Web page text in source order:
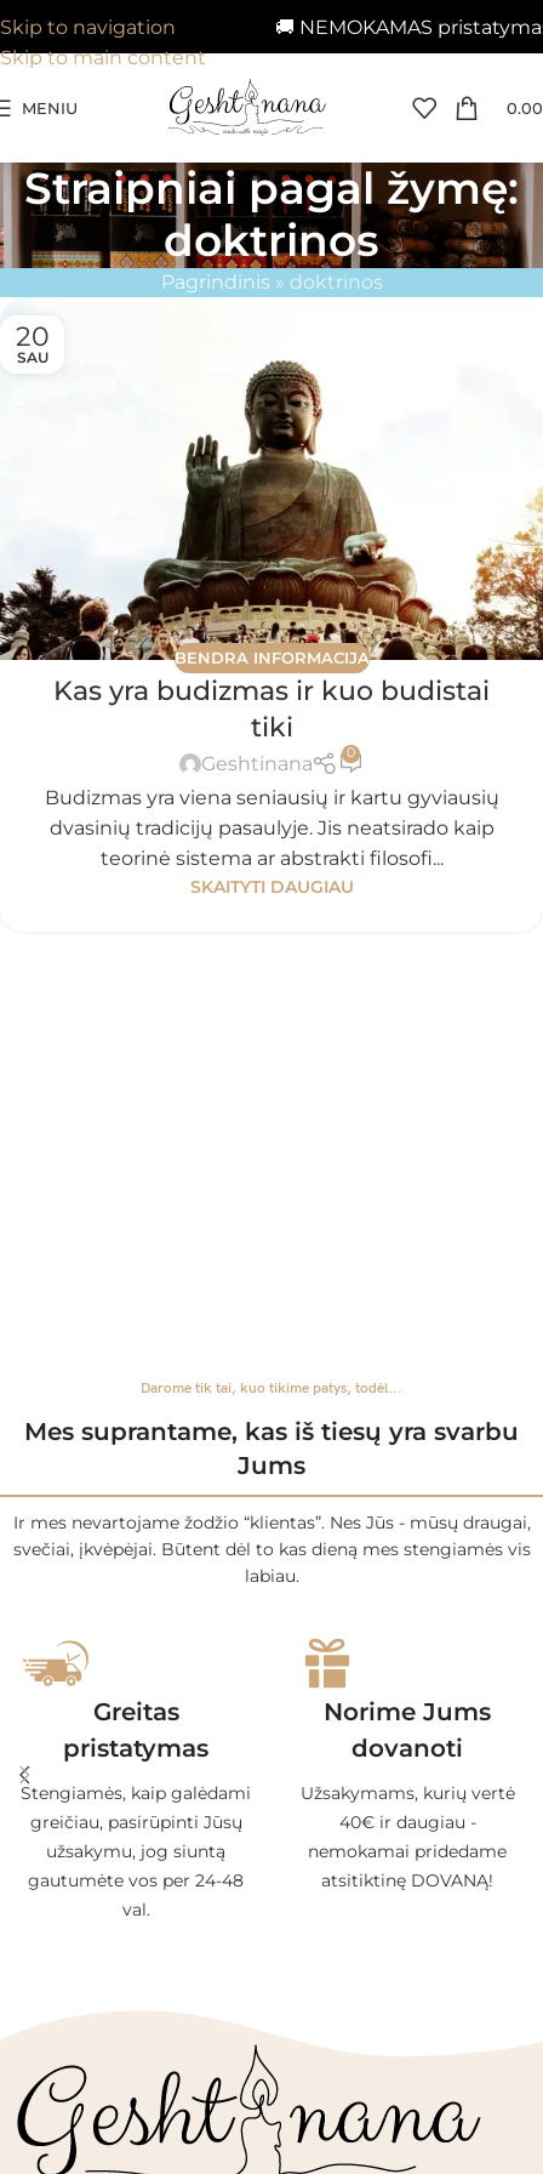
🚚 NEMOKAMAS
Skip to navigation
Skip to main content
MENIU 0.00
Straipniai pagal žymę:
doktrinos
Pagrindinis» doktrinos
20
SAU
BENDRA INFORMACIJA
Kas yra budizmas ir kuo budistai
tiki
Geshtinana 0
Budizmas yra viena seniausių ir kartu gyviausių
dvasinių tradicijų pasaulyje. Jis neatsirado kaip
teorinė sistema ar abstrakti filosofi...
SKAITYTI DAUGIAU
Darome tik tai, kuo tikime patys, todėl...
Mes suprantame, kas iš tiesų yra svarbu
Jums
Ir mes nevartojame žodžio “klientas”. Nes Jūs - mūsų draugai,
svečiai, įkvėpėjai. Būtent dėl to kas dieną mes stengiamės vis
labiau.
Greitas
pristatymas
Stengiamės, kaip galėdami
greičiau, pasirūpinti Jūsų
užsakymu, jog siuntą
gautumėte vos per 24-48
val.
Norime Jums
dovanoti
Užsakymams, kurių vertė
40€ ir daugiau -
nemokamai pridedame
atsitiktinę DOVANĄ!